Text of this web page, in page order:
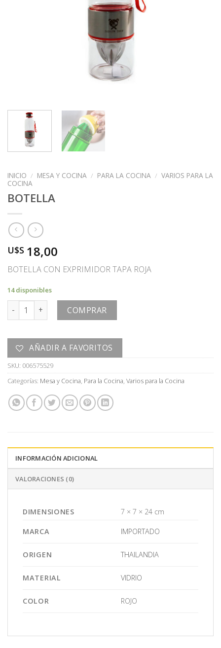
INICIO / MESA Y COCINA / PARA LA COCINA / VARIOS PARA LA
COCINA
BOTELLA
U$S 18,00
BOTELLA CON EXPRIMIDOR TAPA ROJA
14 disponibles
BOTELLA cantidadCOMPRAR
AÑADIR A FAVORITOS
SKU: 006575529
Categorías: Mesa y Cocina, Para la Cocina, Varios para la Cocina
INFORMACIÓN ADICIONAL
VALORACIONES (0)
DIMENSIONES 7 × 7 × 24 cm
MARCA IMPORTADO
ORIGEN THAILANDIA
MATERIAL VIDRIO
COLOR ROJO